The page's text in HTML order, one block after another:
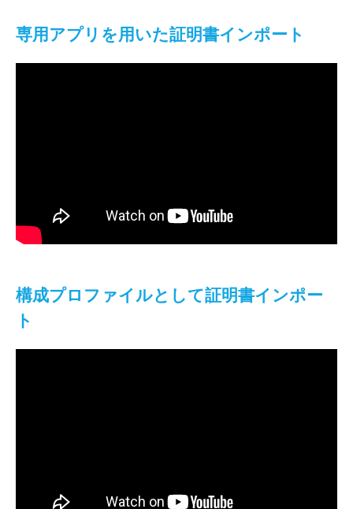
専用アプリを用いた証明書インポート
構成プロファイルとして証明書インポー
ト